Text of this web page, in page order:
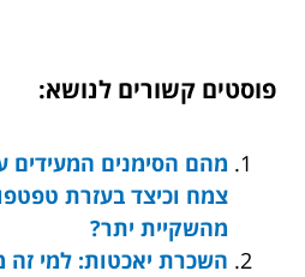
פוסטים קשורים לנושא:
מהם הסימנים
צמח וכיצד בעזרת
מהשקיית יתר?
השכרת יאכטות: למי זה